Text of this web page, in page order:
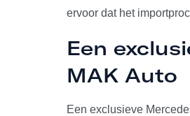
ervoor dat het
Een
MAK Auto
Een exclusieve